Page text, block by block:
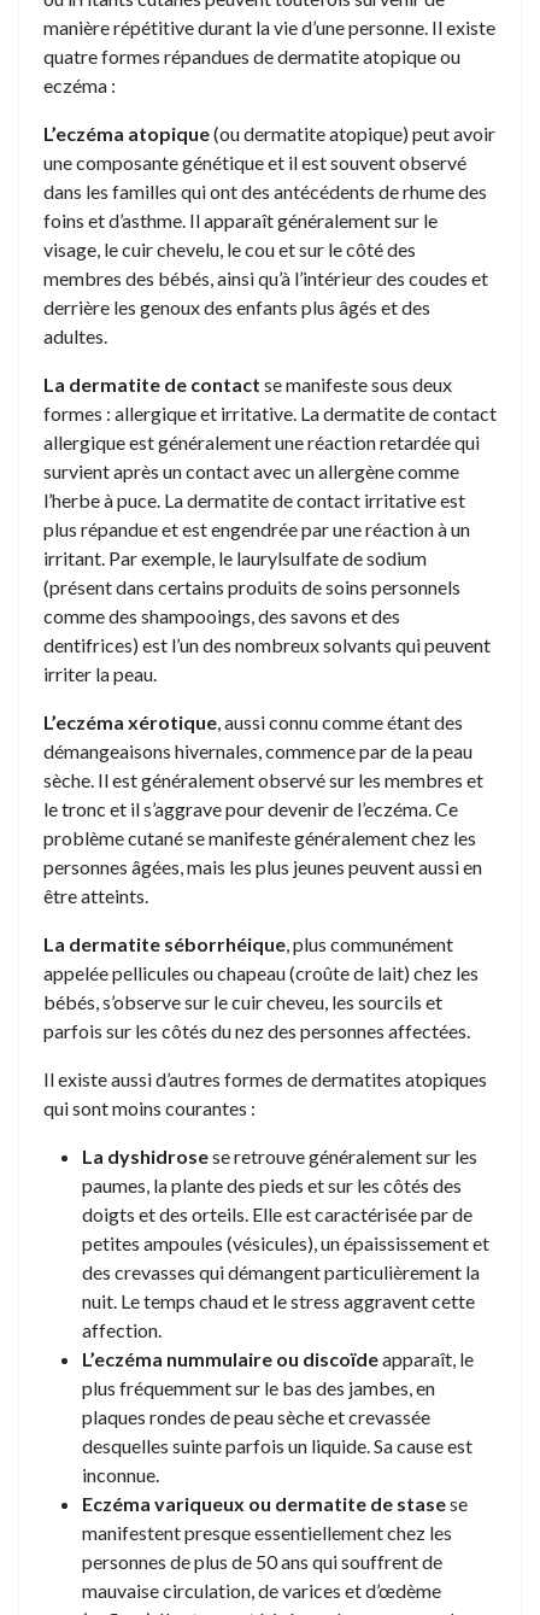
manière répétitive durant la vie d’une personne. Il existe
quatre formes répandues de dermatite atopique ou
eczéma :
L’eczéma atopique(ou dermatite atopique) peut avoir
une composante génétique et il est souvent observé
dans les familles qui ont des antécédents de rhume des
foins et d’asthme. Il apparaît généralement sur le
visage, le cuir chevelu, le cou et sur le côté des
membres des bébés, ainsi qu’à l’intérieur des coudes et
derrière les genoux des enfants plus âgés et des
adultes.
La dermatite de contact se manifeste sous deux
formes : allergique et irritative. La dermatite de contact
allergique est généralement une réaction retardée qui
survient après un contact avec un allergène comme
l’herbe à puce. La dermatite de contact irritative est
plus répandue et est engendrée par une réaction à un
irritant. Par exemple, le laurylsulfate de sodium
(présent dans certains produits de soins personnels
comme des shampooings, des savons et des
dentifrices) est l’un des nombreux solvants qui peuvent
irriter la peau.
L’eczéma xérotique, aussi connu comme étant des
démangeaisons hivernales, commence par de la peau
sèche. Il est généralement observé sur les membres et
le tronc et il s’aggrave pour devenir de l’eczéma. Ce
problème cutané se manifeste généralement chez les
personnes âgées, mais les plus jeunes peuvent aussi en
être atteints.
La dermatite séborrhéique, plus communément
appelée pellicules ou chapeau (croûte de lait) chez les
bébés, s’observe sur le cuir cheveu, les sourcils et
parfois sur les côtés du nez des personnes affectées.
Il existe aussi d’autres formes de dermatites atopiques
qui sont moins courantes :
La dyshidrosese retrouve généralement sur les
paumes, la plante des pieds et sur les côtés des
doigts et des orteils. Elle est caractérisée par de
petites ampoules (vésicules), un épaississement et
des crevasses qui démangent particulièrement la
nuit. Le temps chaud et le stress aggravent cette
affection.
L’eczéma nummulaire ou discoïdeapparaît, le
plus fréquemment sur le bas des jambes, en
plaques rondes de peau sèche et crevassée
desquelles suinte parfois un liquide. Sa cause est
inconnue.
Eczéma variqueux ou dermatite de stasese
manifestent presque essentiellement chez les
personnes de plus de 50 ans qui souffrent de
mauvaise circulation, de varices et d’œdème